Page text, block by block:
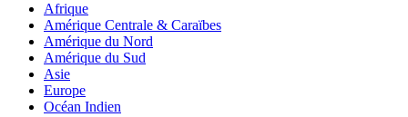
Afrique
Amérique Centrale & Caraïbes
Amérique du Nord
Amérique du Sud
Asie
Europe
Océan Indien